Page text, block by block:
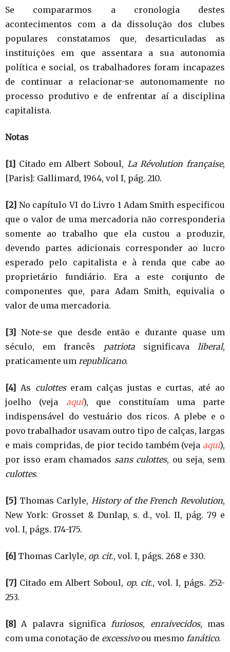
Se compararmos a cronologia destes
acontecimentos com a da dissolução dos clubes
populares constatamos que, desarticuladas as
instituições em que assentara a sua autonomia
política e social, os trabalhadores foram incapazes
de continuar a relacionar-se autonomamente no
processo produtivo e de enfrentar aí a disciplina
capitalista.
Notas
[1] Citado em Albert Soboul, La Révolution française,
[Paris]: Gallimard, 1964, vol I, pág. 210.
[2] No capítulo VI do Livro 1 Adam Smith especificou
que o valor de uma mercadoria não corresponderia
somente ao trabalho que ela custou a produzir,
devendo partes adicionais corresponder ao lucro
esperado pelo capitalista e à renda que cabe ao
proprietário fundiário. Era a este conjunto de
componentes que, para Adam Smith, equivalia o
valor de uma mercadoria.
[3] Note-se que desde então e durante quase um
século, em francês patriotasignificava liberal,
praticamente um republicano.
[4] As culotteseram calças justas e curtas, até ao
joelho (veja aqui), que constituíam uma parte
indispensável do vestuário dos ricos. A plebe e o
povo trabalhador usavam outro tipo de calças, largas
e mais compridas, de pior tecido também (veja aqui),
por isso eram chamados sans culottes, ou seja, sem
culottes.
[5] Thomas Carlyle, History of the French Revolution,
New York: Grosset & Dunlap, s. d., vol. II, pág. 79 e
vol. I, págs. 174-175.
[6] Thomas Carlyle, op. cit., vol. I, págs. 268 e 330.
[7] Citado em Albert Soboul, op. cit., vol. I, págs. 252-
253.
[8] A palavra significa furiosos, enraivecidos, mas
com uma conotação de excessivoou mesmo fanático.